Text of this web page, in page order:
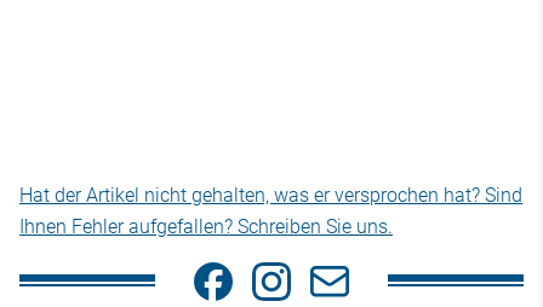
Hat der Artikel nicht gehalten, was er versprochen hat? Sind
Ihnen Fehler aufgefallen? Schreiben Sie uns.